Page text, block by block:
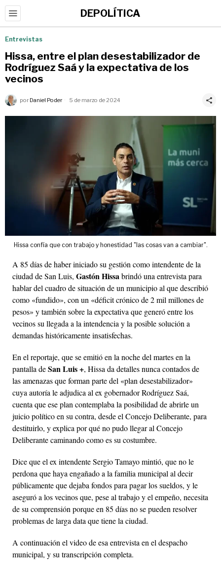
DEPOLÍTICA
Entrevistas
Hissa, entre el plan desestabilizador de
Rodríguez Saá y la expectativa de los
vecinos
por Daniel Poder 5 de marzo de 2024
Hissa confía que con trabajo y honestidad "las cosas van a cambiar".
A 85 días de haber iniciado su gestión como intendente de la
ciudad de San Luis, Gastón Hissabrindó una entrevista para
hablar del cuadro de situación de un municipio al que describió
como «fundido», con un «déficit crónico de 2 mil millones de
pesos» y también sobre la expectativa que generó entre los
vecinos su llegada a la intendencia y la posible solución a
demandas históricamente insatisfechas.
En el reportaje, que se emitió en la noche del martes en la
pantalla deSan Luis +, Hissa da detalles nunca contados de
las amenazas que forman parte del «plan desestabilizador»
cuya autoría le adjudica al ex gobernador Rodríguez Saá,
cuenta que ese plan contemplaba la posibilidad de abrirle un
juicio político en su contra, desde el Concejo Deliberante, para
destituirlo, y explica por qué no pudo llegar al Concejo
Deliberante caminando como es su costumbre.
Dice que el ex intendente Sergio Tamayo mintió, que no le
perdona que haya engañado a la familia municipal al decir
públicamente que dejaba fondos para pagar los sueldos, y le
aseguró a los vecinos que, pese al trabajo y el empeño, necesita
de su comprensión porque en 85 días no se pueden resolver
problemas de larga data que tiene la ciudad.
A continuación el video de esa entrevista en el despacho
municipal, y su transcripción completa.